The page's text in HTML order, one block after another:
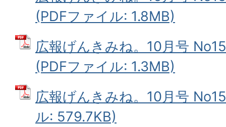
(PDFファイル: 1.8MB)
広報げんきみね。10月号
(PDFファイル: 1.3MB)
広報げんきみね。10月号
ル: 579.7KB)